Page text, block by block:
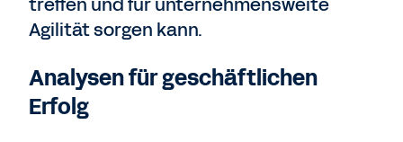
Agilität sorgen kann.
Analysen für geschäftlichen
Erfolg